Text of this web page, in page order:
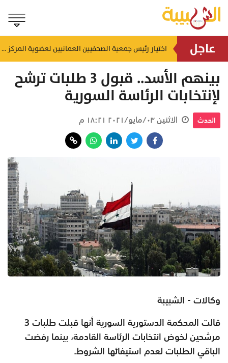
عاجل إنجاز بحري جديد.. القبطان محمد البوسعيدي أول عُماني يقود ناقلة منتجات نفطية متوسطة المدى منذ ١١ ساعة اختيار رئيس جمعية الصحفيين العمانيين لعضوية المركز الدولي لمكافحة التضليل (ICCMD)
بينهم الأسد.. قبول 3 طلبات ترشح
لإنتخابات الرئاسة السورية
الحدث الاثنين ٠٣/مايو/٢٠٢١ ١٨:٢١ م
وكالات - الشبيبة
قالت المحكمة الدستورية السورية أنها قبلت طلبات 3
مرشحين لخوض انتخابات الرئاسة القادمة، بينما رفضت
الباقي الطلبات لعدم استيفائها الشروط.